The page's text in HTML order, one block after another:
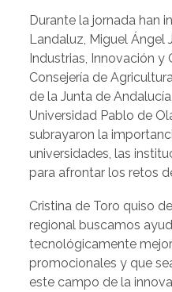
Durante la jornada han
Landaluz, Miguel Ángel
Industrias, Innovación
Consejería de
de la Junta de
Universidad Pablo de
subrayaron la
universidades, las
para afrontar los retos
Cristina de Toro quiso
regional buscamos
tecnológicamente
promocionales y que
este campo de la